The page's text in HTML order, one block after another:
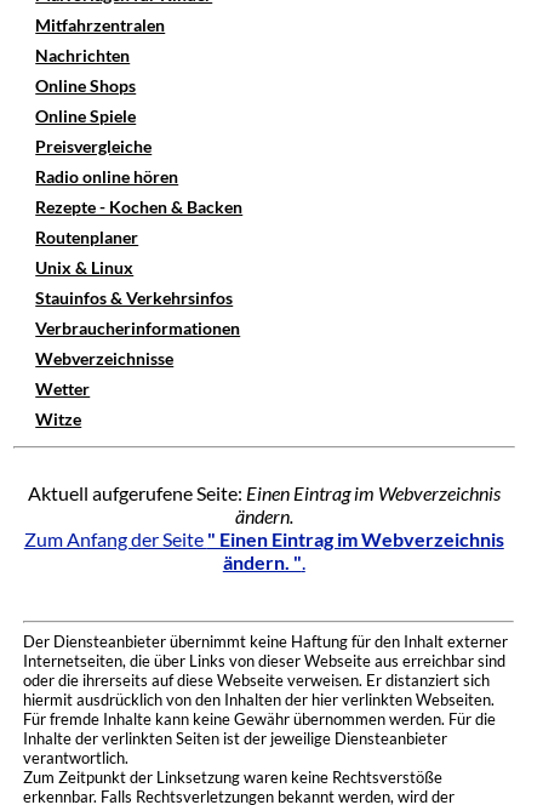
Mitfahrzentralen
Nachrichten
Online Shops
Online Spiele
Preisvergleiche
Radio online hören
Rezepte - Kochen & Backen
Routenplaner
Unix & Linux
Stauinfos & Verkehrsinfos
Verbraucherinformationen
Webverzeichnisse
Wetter
Witze
Aktuell aufgerufene Seite: Einen Eintrag im Webverzeichnis
ändern.
Zum Anfang der Seite " Einen Eintrag im Webverzeichnis
ändern. ".
Der Diensteanbieter übernimmt keine Haftung für den Inhalt externer
Internetseiten, die über Links von dieser Webseite aus erreichbar sind
oder die ihrerseits auf diese Webseite verweisen. Er distanziert sich
hiermit ausdrücklich von den Inhalten der hier verlinkten Webseiten.
Für fremde Inhalte kann keine Gewähr übernommen werden. Für die
Inhalte der verlinkten Seiten ist der jeweilige Diensteanbieter
verantwortlich.
Zum Zeitpunkt der Linksetzung waren keine Rechtsverstöße
erkennbar. Falls Rechtsverletzungen bekannt werden, wird der